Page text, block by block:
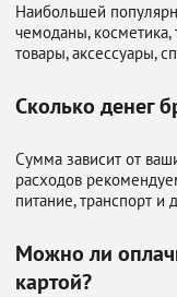
Наибольшей
чемоданы,
товары, аксессуары,
Сколько денег
Сумма зависит от
расходов
питание, транспорт и
Можно ли
картой?